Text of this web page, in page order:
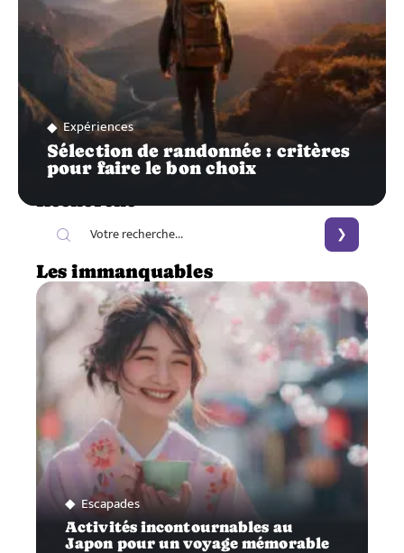
Expériences
Sélection de randonnée : critères
pour faire le bon choix
Recherche
Les immanquables
Escapades
Activités incontournables au
Japon pour un voyage mémorable